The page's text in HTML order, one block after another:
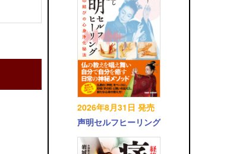
2026年8月31日 発売
声明セルフヒーリング